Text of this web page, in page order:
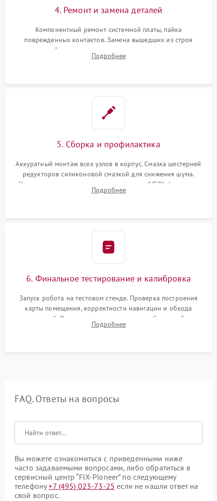
4. Ремонт и замена деталей
Компонентный ремонт системной платы, пайка
поврежденных контактов. Замена вышедших из строя
двигателей, изношенного аккумулятора, неисправного
лидара или помпы подачи воды. Восстановление шлейфов и
Подробнее
5. Сборка и профилактика
Аккуратный монтаж всех узлов в корпус. Смазка шестерней
редукторов силиконовой смазкой для снижения шума.
Установка новых расходных материалов (HEPA-фильтров,
микрофибры, щеток). Надежная фиксация разъемов и
Подробнее
6. Финальное тестирование и калибровка
Запуск робота на тестовом стенде. Проверка построения
карты помещения, корректности навигации и обхода
препятствий. Оценка силы всасывания и работы турбины.
Тестирование автоматического возврата на док-станцию и
Подробнее
FAQ. Ответы на вопросы
Вы можете ознакомиться с приведенными ниже
часто задаваемыми вопросами, либо обратиться в
сервисный центр “FIX-Pioneer” по следующему
телефону+7 (495) 023-73-25 если не нашли ответ на
свой вопрос.